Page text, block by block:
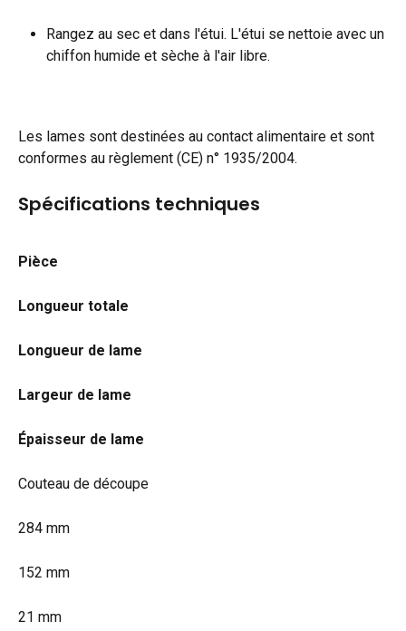
Rangez au sec et dans l'étui. L'étui se nettoie avec un
chiffon humide et sèche à l'air libre.
Les lames sont destinées au contact alimentaire et sont
conformes au règlement (CE) n° 1935/2004.
Spécifications techniques
Pièce
Longueur totale
Longueur de lame
Largeur de lame
Épaisseur de lame
Couteau de découpe
284 mm
152 mm
21 mm